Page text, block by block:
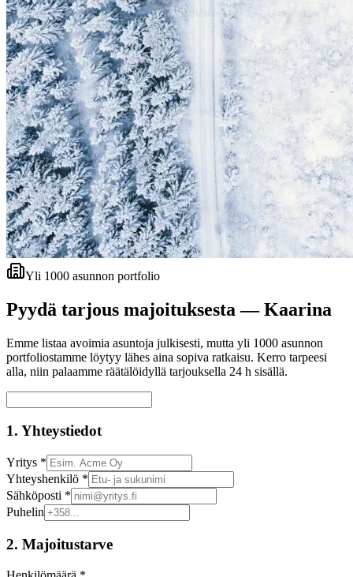
Yli 1000 asunnon portfolio
Pyydä tarjous majoituksesta —Kaarina
Emme listaa avoimia asuntoja julkisesti, mutta yli 1000 asunnon
portfoliostamme löytyy lähes aina sopiva ratkaisu. Kerro tarpeesi
alla, niin palaamme räätälöidyllä tarjouksella 24 h sisällä.
1. Yhteystiedot
Yritys *
Yhteyshenkilö *
Sähköposti *
Puhelin
2. Majoitustarve